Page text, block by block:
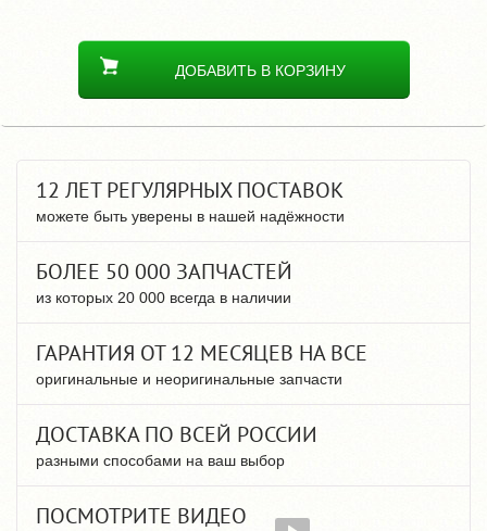
ДОБАВИТЬ В КОРЗИНУ
12 ЛЕТ РЕГУЛЯРНЫХ ПОСТАВОК
можете быть уверены в нашей надёжности
БОЛЕЕ 50 000 ЗАПЧАСТЕЙ
из которых 20 000 всегда в наличии
ГАРАНТИЯ ОТ 12 МЕСЯЦЕВ НА ВСЕ
оригинальные и неоригинальные запчасти
ДОСТАВКА ПО ВСЕЙ РОССИИ
разными способами на ваш выбор
ПОСМОТРИТЕ ВИДЕО